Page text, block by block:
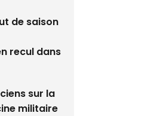
de saison